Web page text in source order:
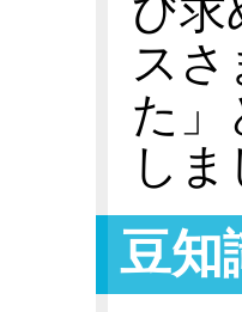
び求
ス
た」
しま
豆知